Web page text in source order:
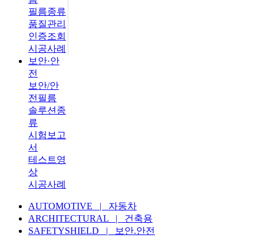
필름종류
품질관리
인증조회
시공사례
보안·안
전
보안/안
전필름
솔루션종
류
시험보고
서
테스트영
상
시공사례
AUTOMOTIVE | 자동차
ARCHITECTURAL | 건축용
SAFETYSHIELD | 보안.안전